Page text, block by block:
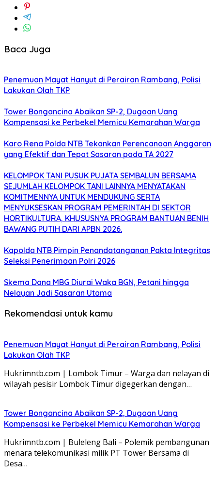
Baca Juga
Penemuan Mayat Hanyut di Perairan Rambang, Polisi
Lakukan Olah TKP
Tower Bongancina Abaikan SP-2, Dugaan Uang
Kompensasi ke Perbekel Memicu Kemarahan Warga
Karo Rena Polda NTB Tekankan Perencanaan Anggaran
yang Efektif dan Tepat Sasaran pada TA 2027
KELOMPOK TANI PUSUK PUJATA SEMBALUN BERSAMA
SEJUMLAH KELOMPOK TANI LAINNYA MENYATAKAN
KOMITMENNYA UNTUK MENDUKUNG SERTA
MENYUKSESKAN PROGRAM PEMERINTAH DI SEKTOR
HORTIKULTURA, KHUSUSNYA PROGRAM BANTUAN BENIH
BAWANG PUTIH DARI APBN 2026.
Kapolda NTB Pimpin Penandatanganan Pakta Integritas
Seleksi Penerimaan Polri 2026
Skema Dana MBG Diurai Waka BGN, Petani hingga
Nelayan Jadi Sasaran Utama
Rekomendasi untuk kamu
Penemuan Mayat Hanyut di Perairan Rambang, Polisi
Lakukan Olah TKP
Hukrimntb.com | Lombok Timur – Warga dan nelayan di
wilayah pesisir Lombok Timur digegerkan dengan…
Tower Bongancina Abaikan SP-2, Dugaan Uang
Kompensasi ke Perbekel Memicu Kemarahan Warga
Hukrimntb.com | Buleleng Bali – Polemik pembangunan
menara telekomunikasi milik PT Tower Bersama di
Desa…